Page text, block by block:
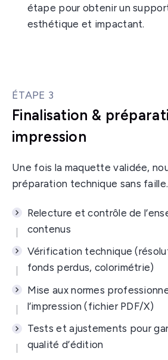
étape pour obtenir un
esthétique et impactant.
ÉTAPE 3
Finalisation &
impression
Une fois la maquette validée,
préparation technique sans faille.
Relecture et contrôle de
contenus
Vérification technique
fonds perdus, colorimétrie)
Mise aux normes
l’impression (fichier PDF/X)
Tests et ajustements pour
qualité d’édition